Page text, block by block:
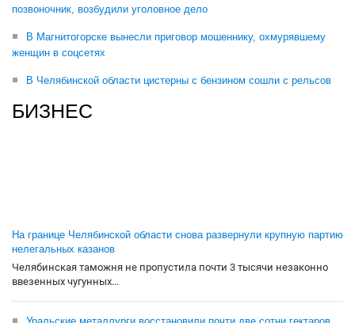
позвоночник, возбудили уголовное дело
В Магнитогорске вынесли приговор мошеннику, охмурявшему
женщин в соцсетях
В Челябинской области цистерны с бензином сошли с рельсов
БИЗНЕС
На границе Челябинской области снова развернули крупную партию
нелегальных казанов
Челябинская таможня не пропустила почти 3 тысячи незаконно
ввезенных чугунных...